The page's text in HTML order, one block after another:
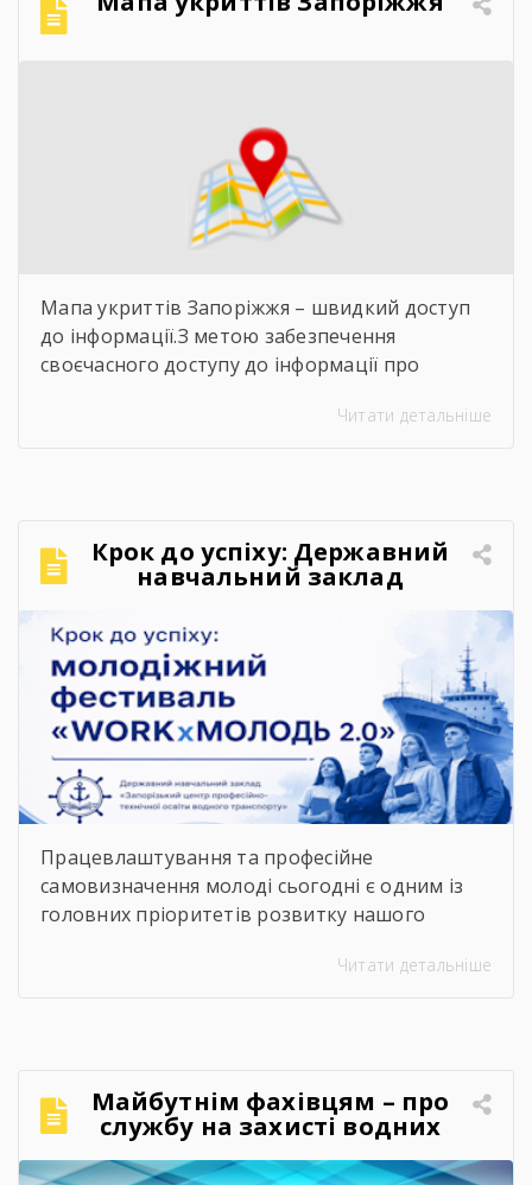
Мапа укриттів Запоріжжя – швидкий доступ
до інформації.З метою забезпечення
своєчасного доступу до інформації про
пропонуємо скористатися інтерактивною
щодо розташування укриттів доступна на
офіційних інформаційних ресурсах: ▪️
Запорізької обласної військової адміністрації
– у розділі «Укриття»; ▪️ […]
Читати детальніше
Крок до успіху: Державний
навчальний заклад
«Запорізький центр
професійно-технічної освіти
водного транспорту»
підкорює молодіжний
фестиваль «WORKxМОЛОДЬ
2.0»
Працевлаштування та професійне
самовизначення молоді сьогодні є одним із
головних пріоритетів розвитку нашого
правила, потребуючи вмотивованих і
обрати, де знайти перше робоче місце та як
правильно налагодити контакт із майбутніми
роботодавцями. Саме з метою допомогти
молоді […]
Читати детальніше
Майбутнім фахівцям – про
службу на захисті водних